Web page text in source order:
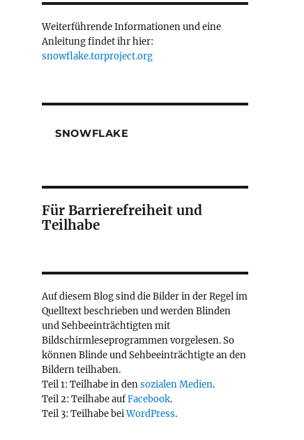
Weiterführende Informationen und eine
Anleitung findet ihr hier:
snowflake.torproject.org
SNOWFLAKE
Für Barrierefreiheit und
Teilhabe
Auf diesem Blog sind die Bilder in der Regel im
Quelltext beschrieben und werden Blinden
und Sehbeeinträchtigten mit
Bildschirmleseprogrammen vorgelesen. So
können Blinde und Sehbeeinträchtigte an den
Bildern teilhaben.
Teil 1: Teilhabe in densozialen Medien.
Teil 2: Teilhabe aufFacebook.
Teil 3: Teilhabe beiWordPress.